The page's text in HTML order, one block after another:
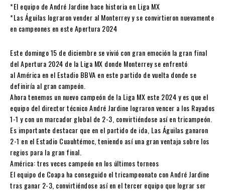
*El equipo de André Jardine hace historia en Liga MX
*Las Águilas lograron vender al Monterrey y se convirtieron nuevamente
en campeones en este Apertura 2024
Este domingo 15 de diciembre se vivió con gran emoción la gran final
del Apertura 2024 de la Liga MX donde Monterrey se enfrentó
al América en el Estadio BBVA en este partido de vuelta donde se
definiría al gran campeón.
Ahora tenemos un nuevo campeón de la Liga MX este 2024 y es que el
equipo del director técnico André Jardine lograron vencer a los Rayados
1-1 y con un marcador global de 2-3, convirtiéndose así en tricampeón.
Es importante destacar que en el partido de ida, Las Águilas ganaron
2-1 en el Estadio Cuauhtémoc, teniendo así una gran ventaja sobre los
regios para la gran final.
América: tres veces campeón en los últimos torneos
El equipo de Coapa ha conseguido el tricampeonato con André Jardine
tras ganar 2-3, convirtiéndose así en el tercer equipo que lograr ser